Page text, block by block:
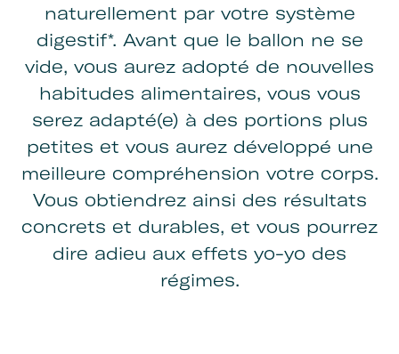
naturellement par votre système
digestif*. Avant que le ballon ne se
vide, vous aurez adopté de nouvelles
habitudes alimentaires, vous vous
serez adapté(e) à des portions plus
petites et vous aurez développé une
meilleure compréhension votre corps.
Vous obtiendrez ainsi des résultats
concrets et durables, et vous pourrez
dire adieu aux effets yo-yo des
régimes.